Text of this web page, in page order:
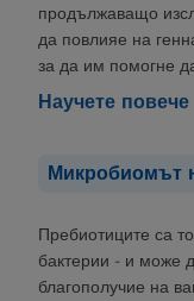
продължаващо
да повлияе на
за да им помогне
Научете повече
Микробиомът
Пребиотиците са
бактерии - и може
благополучие на